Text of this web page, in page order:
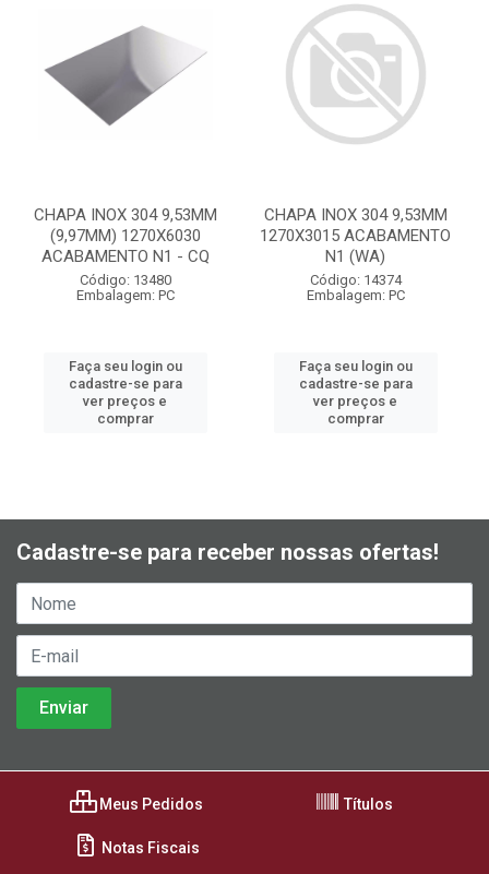
CHAPA INOX 304 9,53MM
(9,97MM) 1270X6030
ACABAMENTO N1 - CQ
Código: 13480
Embalagem: PC
Faça seu login ou
cadastre-se para
ver preços e
comprar
CHAPA INOX 304 9,53MM
1270X3015 ACABAMENTO
N1 (WA)
Código: 14374
Embalagem: PC
Faça seu login ou
cadastre-se para
ver preços e
comprar
Cadastre-se para receber nossas ofertas!
Meus Pedidos Títulos
Notas Fiscais